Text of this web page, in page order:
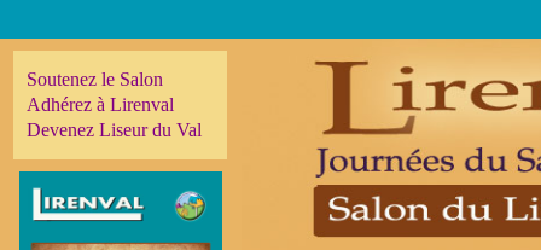
Soutenez le Salon
Adhérez à Lirenval
Devenez Liseur du Val